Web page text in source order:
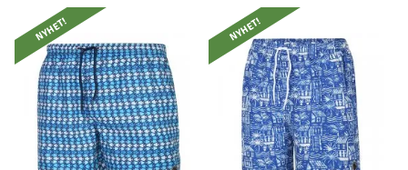
NYHET! NYHET!